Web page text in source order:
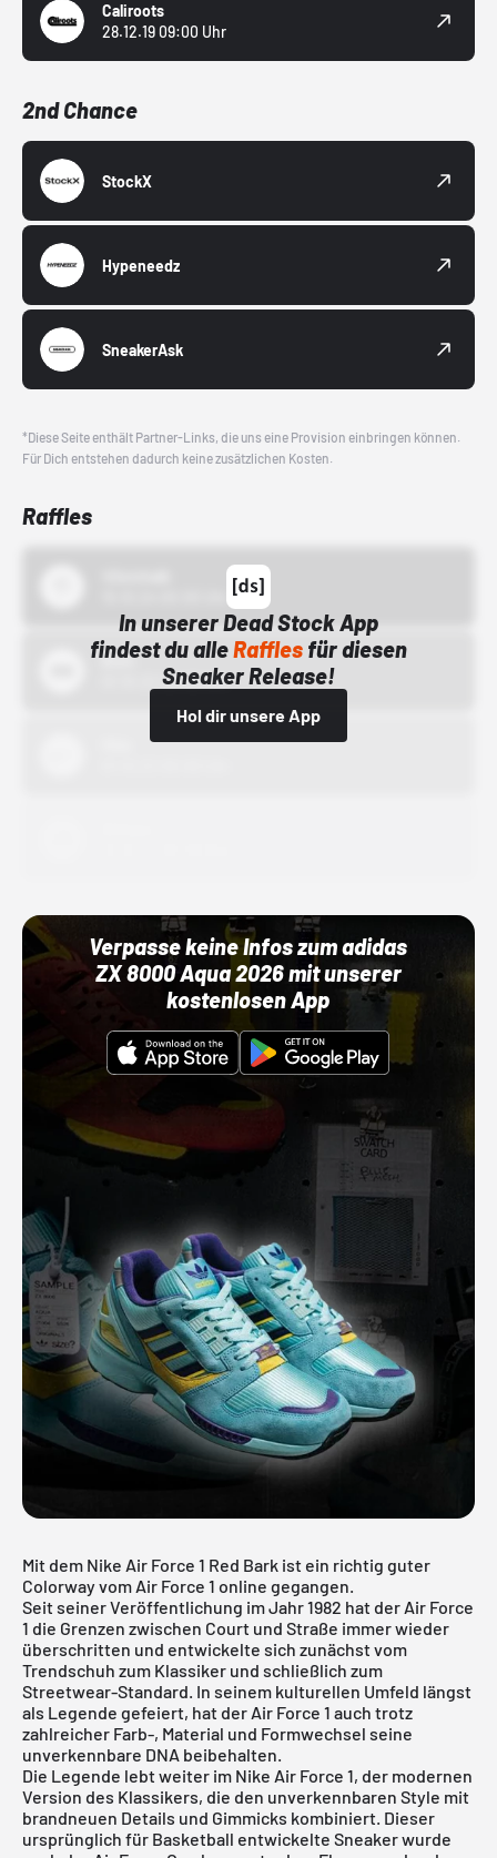
Caliroots
28.12.19 09:00 Uhr
2nd Chance
StockX
Hypeneedz
SneakerAsk
*Diese Seite enthält Partner-Links, die uns eine Provision einbringen können.
Für Dich entstehen dadurch keine zusätzlichen Kosten.
Raffles
In unserer Dead Stock App
findest du alleRafflesfür diesen
Sneaker Release!
Hol dir unsere App
Bstn
01.10.22 00:00 Uhr
Verpasse keine Infos zum adidas
ZX 8000 Aqua 2026 mit unserer
kostenlosen App
Mit dem Nike Air Force 1 Red Bark ist ein richtig guter
Colorway vom Air Force 1 online gegangen.
Seit seiner Veröffentlichung im Jahr 1982 hat der Air Force
1 die Grenzen zwischen Court und Straße immer wieder
überschritten und entwickelte sich zunächst vom
Trendschuh zum Klassiker und schließlich zum
Streetwear-Standard. In seinem kulturellen Umfeld längst
als Legende gefeiert, hat der Air Force 1 auch trotz
zahlreicher Farb-, Material und Formwechsel seine
unverkennbare DNA beibehalten.
Die Legende lebt weiter im Nike Air Force 1, der modernen
Version des Klassikers, die den unverkennbaren Style mit
brandneuen Details und Gimmicks kombiniert. Dieser
ursprünglich für Basketball entwickelte Sneaker wurde